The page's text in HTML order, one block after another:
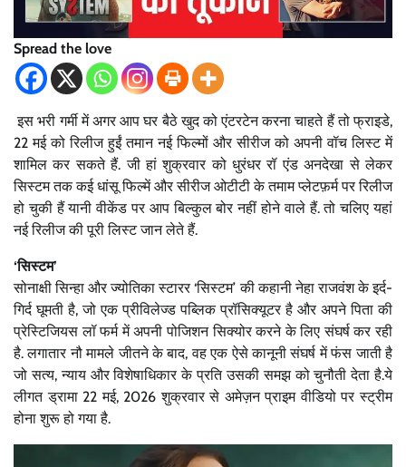
Spread the love
इस भरी गर्मी में अगर आप घर बैठे खुद को एंटरटेन करना चाहते हैं तो फ्राइडे,
22 मई को रिलीज हुईं तमान नई फिल्मों और सीरीज को अपनी वॉच लिस्ट में
शामिल कर सकते हैं. जी हां शुक्रवार को धुरंधर रॉ एंड अनदेखा से लेकर
सिस्टम तक कई धांसू फिल्में और सीरीज ओटीटी के तमाम प्लेटफ़र्म पर रिलीज
हो चुकी हैं यानी वीकेंड पर आप बिल्कुल बोर नहीं होने वाले हैं. तो चलिए यहां
नई रिलीज की पूरी लिस्ट जान लेते हैं.
‘सिस्टम’
सोनाक्षी सिन्हा और ज्योतिका स्टारर ‘सिस्टम’ की कहानी नेहा राजवंश के इर्द-
गिर्द घूमती है, जो एक प्रीविलेज्ड पब्लिक प्रॉसिक्यूटर है और अपने पिता की
प्रेस्टिजियस लॉ फर्म में अपनी पोजिशन सिक्योर करने के लिए संघर्ष कर रही
है. लगातार नौ मामले जीतने के बाद, वह एक ऐसे कानूनी संघर्ष में फंस जाती है
जो सत्य, न्याय और विशेषाधिकार के प्रति उसकी समझ को चुनौती देता है.ये
लीगत ड्रामा 22 मई, 2026 शुक्रवार से अमेज़न प्राइम वीडियो पर स्ट्रीम
होना शुरू हो गया है.